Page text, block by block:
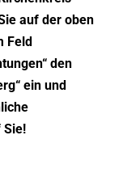
auf der oben
Feld
den
ein und
Sie!